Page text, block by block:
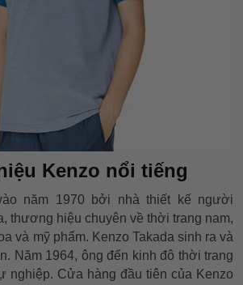
Kenzo nổi tiếng
năm 1970 bởi nhà thiết kế người
thương hiệu chuyên về thời trang nam,
và mỹ phẩm. Kenzo Takada sinh ra và
Năm 1964, ông đến kinh đô thời trang
nghiệp. Cửa hàng đầu tiên của Kenzo